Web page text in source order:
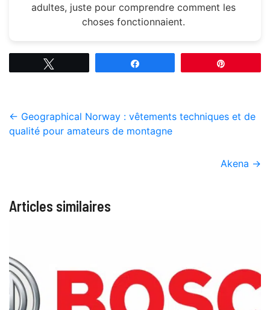
adultes, juste pour comprendre comment les
choses fonctionnaient.
← Geographical Norway : vêtements techniques et de
qualité pour amateurs de montagne
Akena →
Articles similaires